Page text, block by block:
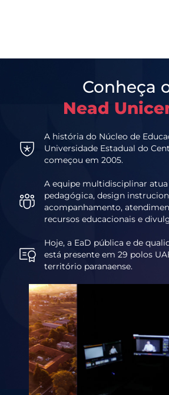
Conheça
Nead
A história do Núcleo de
Universidade Estadual do
começou em 2005.
A equipe multidisciplinar
pedagógica, design
acompanhamento,
recursos educacionais e
Hoje, a EaD pública e de
está presente em 29 polos
território paranaense.